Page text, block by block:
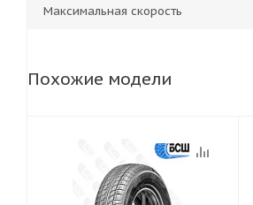
Максимальная скорость
Похожие модели